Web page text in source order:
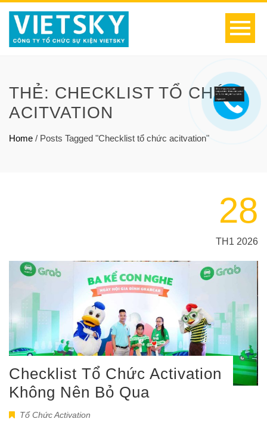
THẺ: CHECKLIST TỔ CHỨC
ACITVATION
Home / Posts Tagged "Checklist tổ chức acitvation"
28
TH1 2026
Checklist Tổ Chức Activation
Không Nên Bỏ Qua
Tổ Chức Activation